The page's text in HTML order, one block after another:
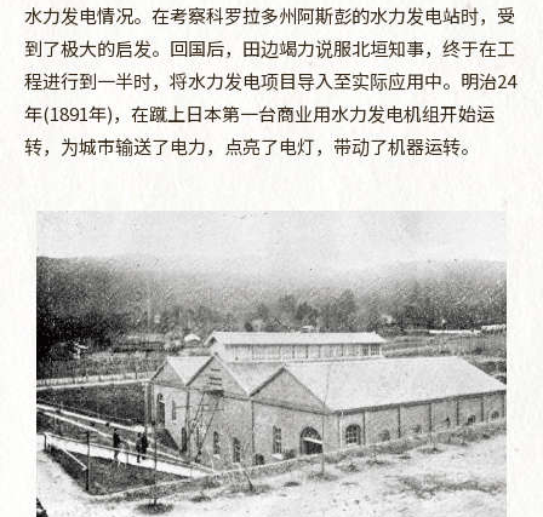
水力发电情况。在考察科罗拉多州阿斯彭的水力发电站时，受
到了极大的启发。回国后，田边竭力说服北垣知事，终于在工
程进行到一半时，将水力发电项目导入至实际应用中。明治24
年(1891年)，在蹴上日本第一台商业用水力发电机组开始运
转，为城市输送了电力，点亮了电灯，带动了机器运转。